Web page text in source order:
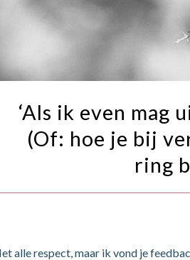
‘Als ik even mag
(Of: hoe je bij
ring
alle respect, maar ik vond je